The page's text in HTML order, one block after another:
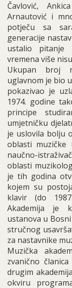
Čavlović,
Arnautović i
potječu sa
generacije
ustalio pitanje
vremena više
Ukupan broj
uglavnom je bio
pokazivao je
1974. godine
principe
umjetničku
je uslovila bolju
oblasti
naučno-
oblasti
je tih godina
kojem su
klavir (do
Akademija je
ustanova u
stručnog
za nastavnike
Muzička
zvanično
drugim
okviru